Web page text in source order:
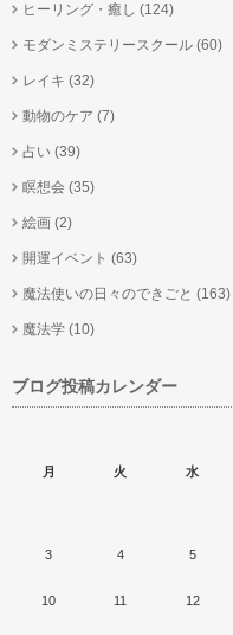
ヒーリング・癒し (124)
モダンミステリースクール (60)
レイキ (32)
動物のケア (7)
占い (39)
瞑想会 (35)
絵画 (2)
開運イベント (63)
魔法使いの日々のできごと (163)
魔法学 (10)
ブログ投稿カレンダー
月 火 水
3 4 5
10 11 12